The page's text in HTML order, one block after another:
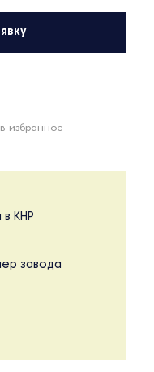
избранное
в КНР
завода